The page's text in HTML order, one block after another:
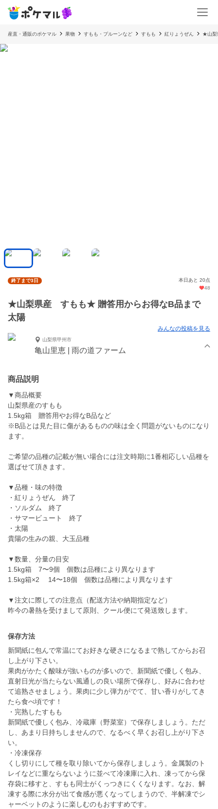
産直・通販のポケマル 果物 すもも・プルーンなど すもも 紅りょうぜん ★山梨
終了まで3日
本日あと 20点
48
★山梨県産 すもも★ 贈答用からお得なB品まで
太陽
みんなの投稿を見る
山梨県甲州市
亀山里恵 | 雨の道ファーム
商品説明
▼商品概要
山梨県産のすもも
1.5kg箱 贈答用やお得なB品など
※B品とは見た目に傷があるものの味は全く問題がないものになり
ます。
ご希望の品種の記載が無い場合には注文時期に1番相応しい品種を
選ばせて頂きます。
▼品種・味の特徴
・紅りょうぜん 終了
・ソルダム 終了
・サマービュート 終了
・太陽
貴陽の生みの親、大玉品種
▼数量、分量の目安
1.5kg箱 7〜9個 個数は品種により異なります
1.5kg箱×2 14〜18個 個数は品種により異なります
▼注文に際しての注意点（配送方法や納期指定など）
保存方法
新聞紙に包んで常温にてお好きな硬さになるまで熟してからお召
し上がり下さい。
果肉がかたく酸味が強いものが多いので、新聞紙で優しく包み、
直射日光が当たらない風通しの良い場所で保存し、好みに合わせ
て追熟させましょう。果肉に少し弾力がでて、甘い香りがしてき
たら食べ頃です！
・完熟したすもも
新聞紙で優しく包み、冷蔵庫（野菜室）で保存しましょう。ただ
し、あまり日持ちしませんので、なるべく早くお召し上がり下さ
い。
・冷凍保存
くし切りにして種を取り除いてから保存しましょう。金属製のト
レイなどに重ならないように並べて冷凍庫に入れ、凍ってから保
存袋に移すと、すもも同士がくっつきにくくなります。なお、解
凍する際に水分が出て食感が悪くなってしまうので、半解凍でシ
ャーベットのように楽しむのもおすすめです。